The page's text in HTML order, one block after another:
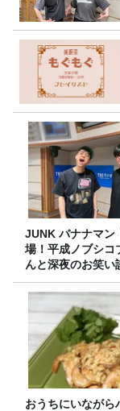
JUNK バナナマン「番組初登
場！平成ノブシコ
んと深夜のお笑い
おうちにいながら